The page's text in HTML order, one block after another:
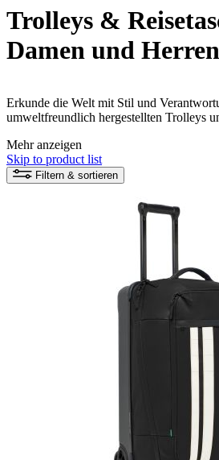
Trolleys &
Damen und Herren
Erkunde die Welt mit Stil und
umweltfreundlich hergestellten Trolleys
Reiseutensilien, sondern auch ein gutes
selbst von den innovativen Materialien
Nachhaltigkeit auch auf Reisen möglich ist.
Mehr anzeigen
Skip to product list
Filtern & sortieren